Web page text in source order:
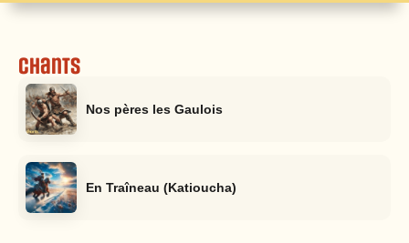
Chants
Nos pères les Gaulois
En Traîneau (Katioucha)